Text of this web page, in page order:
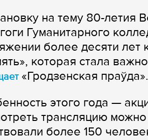
на тему 80-летия
Гуманитарного
более десяти
которая стала
«Гродзенская
этого года —
трансляцию
более 150